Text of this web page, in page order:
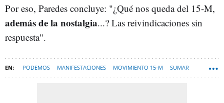
Por eso, Paredes concluye: "¿Qué nos queda del 15-M,
además de la nostalgia...? Las reivindicaciones sin
respuesta".
PODEMOS MANIFESTACIONES MOVIMIENTO 15-M SUMAR